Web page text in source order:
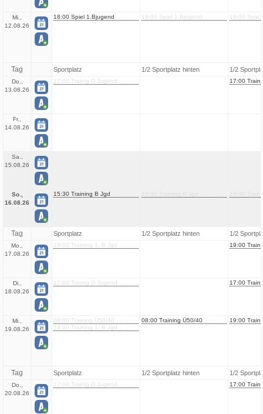
Mi.,
12.08.26
18:00 Spiel 1.Bjugend 18:00 Spiel 1.Bjugend 18:00 Spiel
Tag Sportplatz 1/2 Sportplatz hinten 1/2
Do.,
13.08.26
17:00 Trainig D Jugend 17:00
Fr.,
14.08.26
Sa.,
15.08.26
So.,
16.08.26
15:30 Training B Jgd
Tag Sportplatz 1/2 Sportplatz hinten 1/2
Mo.,
17.08.26
19:00 Training 1. B Jgd 19:00
Di.,
18.08.26
17:00 Trainig D Jugend 17:00
Mi.,
19.08.26
08:00 Training Ü50/40
19:00 Training 1. B Jgd
08:00 Training Ü50/40 19:00
Tag Sportplatz 1/2 Sportplatz hinten 1/2
Do.,
20.08.26
17:00 Trainig D Jugend 17:00